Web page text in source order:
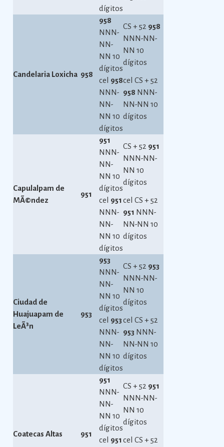
dígitos
Candelaria Loxicha 958
958
NNN-
NN-
NN 10
dígitos
CS + 52 958
NNN-NN-
NN 10
dígitos
cel 958
NNN-
NN-
NN 10
dígitos
cel CS + 52
958 NNN-
NN-NN 10
dígitos
Capulalpam de
MÃ©ndez
951
951
NNN-
NN-
NN 10
dígitos
CS + 52 951
NNN-NN-
NN 10
dígitos
cel 951
NNN-
NN-
NN 10
dígitos
cel CS + 52
951 NNN-
NN-NN 10
dígitos
Ciudad de
Huajuapam de
LeÃ³n
953
953
NNN-
NN-
NN 10
dígitos
CS + 52 953
NNN-NN-
NN 10
dígitos
cel 953
NNN-
NN-
NN 10
dígitos
cel CS + 52
953 NNN-
NN-NN 10
dígitos
Coatecas Altas 951
951
NNN-
NN-
NN 10
dígitos
CS + 52 951
NNN-NN-
NN 10
dígitos
cel 951cel CS + 52